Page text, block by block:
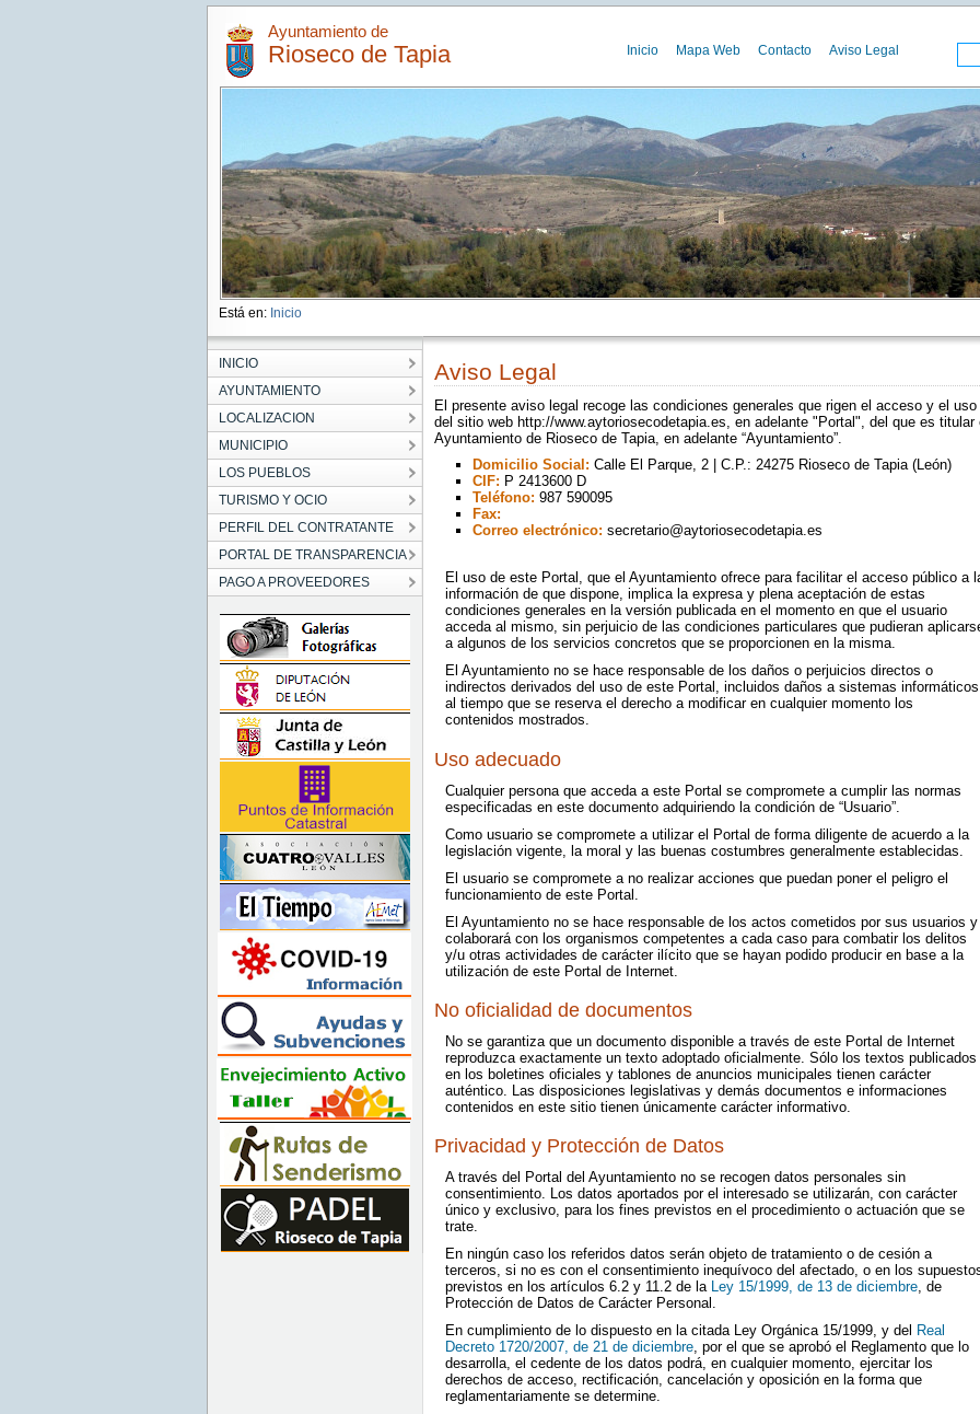
Ayuntamiento de
Rioseco de Tapia Inicio Mapa Web Contacto Aviso Legal
Está en: Inicio
INICIO
AYUNTAMIENTO
LOCALIZACION
MUNICIPIO
LOS PUEBLOS
TURISMO Y OCIO
PERFIL DEL CONTRATANTE
PORTAL DE TRANSPARENCIA
PAGO A PROVEEDORES
Aviso Legal
El presente aviso legal recoge las condiciones generales que rigen el acceso y el uso
del sitio web http://www.aytoriosecodetapia.es, en adelante "Portal", del que es titular
Ayuntamiento de Rioseco de Tapia, en adelante “Ayuntamiento”.
Domicilio Social: Calle El Parque, 2 | C.P.: 24275 Rioseco de Tapia (León)
CIF: P 2413600 D
Teléfono: 987 590095
Fax:
Correo electrónico: secretario@aytoriosecodetapia.es
El uso de este Portal, que el Ayuntamiento ofrece para facilitar el acceso público a
información de que dispone, implica la expresa y plena aceptación de estas
condiciones generales en la versión publicada en el momento en que el usuario
acceda al mismo, sin perjuicio de las condiciones particulares que pudieran
a algunos de los servicios concretos que se proporcionen en la misma.
El Ayuntamiento no se hace responsable de los daños o perjuicios directos o
indirectos derivados del uso de este Portal, incluidos daños a sistemas
al tiempo que se reserva el derecho a modificar en cualquier momento los
contenidos mostrados.
Uso adecuado
Cualquier persona que acceda a este Portal se compromete a cumplir las normas
especificadas en este documento adquiriendo la condición de “Usuario”.
Como usuario se compromete a utilizar el Portal de forma diligente de acuerdo a la
legislación vigente, la moral y las buenas costumbres generalmente establecidas.
El usuario se compromete a no realizar acciones que puedan poner el peligro el
funcionamiento de este Portal.
El Ayuntamiento no se hace responsable de los actos cometidos por sus usuarios y
colaborará con los organismos competentes a cada caso para combatir los delitos
y/u otras actividades de carácter ilícito que se hayan podido producir en base a la
utilización de este Portal de Internet.
No oficialidad de documentos
No se garantiza que un documento disponible a través de este Portal de Internet
reproduzca exactamente un texto adoptado oficialmente. Sólo los textos publicados
en los boletines oficiales y tablones de anuncios municipales tienen carácter
auténtico. Las disposiciones legislativas y demás documentos e informaciones
contenidos en este sitio tienen únicamente carácter informativo.
Privacidad y Protección de Datos
A través del Portal del Ayuntamiento no se recogen datos personales sin
consentimiento. Los datos aportados por el interesado se utilizarán, con carácter
único y exclusivo, para los fines previstos en el procedimiento o actuación que se
trate.
En ningún caso los referidos datos serán objeto de tratamiento o de cesión a
terceros, si no es con el consentimiento inequívoco del afectado, o en los
previstos en los artículos 6.2 y 11.2 de la Ley 15/1999, de 13 de diciembre, de
Protección de Datos de Carácter Personal.
En cumplimiento de lo dispuesto en la citada Ley Orgánica 15/1999, y del Real
Decreto 1720/2007, de 21 de diciembre, por el que se aprobó el Reglamento que lo
desarrolla, el cedente de los datos podrá, en cualquier momento, ejercitar los
derechos de acceso, rectificación, cancelación y oposición en la forma que
reglamentariamente se determine.